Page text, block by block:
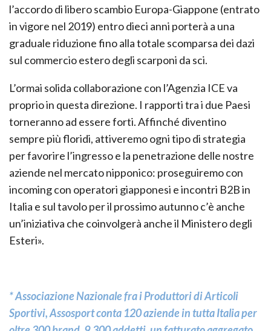
l’accordo di libero scambio Europa-Giappone (entrato
in vigore nel 2019) entro dieci anni porterà a una
graduale riduzione fino alla totale scomparsa dei dazi
sul commercio estero degli scarponi da sci.
L’ormai solida collaborazione con l’Agenzia ICE va
proprio in questa direzione. I rapporti tra i due Paesi
torneranno ad essere forti. Affinché diventino
sempre più floridi, attiveremo ogni tipo di strategia
per favorire l’ingresso e la penetrazione delle nostre
aziende nel mercato nipponico: proseguiremo con
incoming con operatori giapponesi e incontri B2B in
Italia e sul tavolo per il prossimo autunno c’è anche
un’iniziativa che coinvolgerà anche il Ministero degli
Esteri».
* Associazione Nazionale fra i Produttori di Articoli
Sportivi, Assosport conta 120 aziende in tutta Italia per